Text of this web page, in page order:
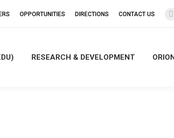
OPPORTUNITIES DIRECTIONS CONTACT US
RESEARCH & DEVELOPMENT